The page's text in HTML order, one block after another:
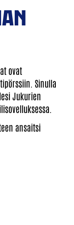
ovat
Sinulla
Jukurien
ansaitsi